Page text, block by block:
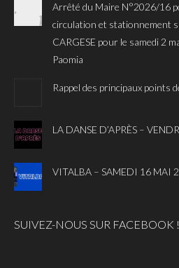
Arrêté du Maire N°2026/16
circulation et stationnement
CARGESE pour le samedi 2
Paomia
Rappel des principaux points
LA DANSE D’APRÈS –
VITALBA – SAMEDI 16 MAI
SUIVEZ-NOUS SUR FACEBOOK !